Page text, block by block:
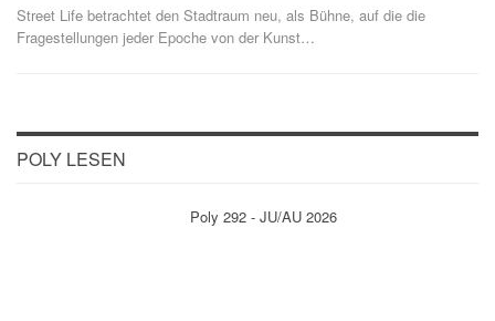
Street Life betrachtet den Stadtraum neu, als Bühne, auf die die
Fragestellungen jeder Epoche von der Kunst…
POLY LESEN
Poly 292 - JU/AU 2026